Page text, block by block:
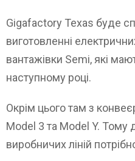
Gigafactory Texas буде
виготовленні
вантажівки Semi, які
наступному році.
Окрім цього там з
Model 3 та Model Y. Тому
виробничих ліній